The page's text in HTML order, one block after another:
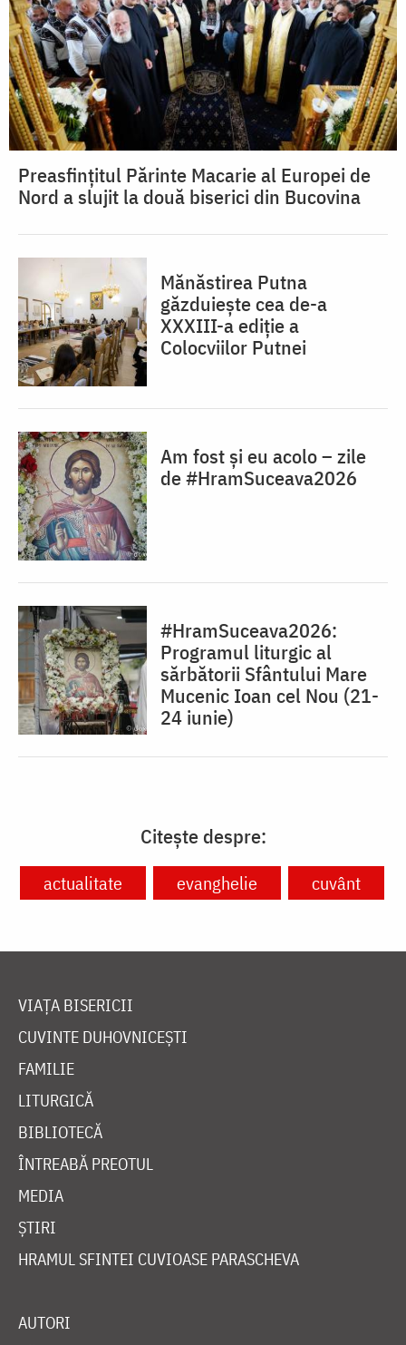
Preasfințitul Părinte Macarie al Europei de
Nord a slujit la două biserici din Bucovina
Mănăstirea Putna
găzduiește cea de-a
XXXIII-a ediție a
Colocviilor Putnei
Am fost și eu acolo – zile
de #HramSuceava2026
#HramSuceava2026:
Programul liturgic al
sărbătorii Sfântului Mare
Mucenic Ioan cel Nou (21-
24 iunie)
Citește despre:
actualitate evanghelie cuvânt
VIAȚA BISERICII
CUVINTE DUHOVNICEȘTI
FAMILIE
LITURGICĂ
BIBLIOTECĂ
ÎNTREABĂ PREOTUL
MEDIA
ȘTIRI
HRAMUL SFINTEI CUVIOASE PARASCHEVA
AUTORI